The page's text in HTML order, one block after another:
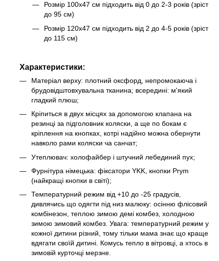
Розмір 100х47 см підходить від 0 до 2-3 років (зріст
до 95 см)
Розмір 120х47 см підходить від 2 до 4-5 років (зріст
до 115 см)
Характеристики:
Матеріал верху: плотний оксфорд, непромокаюча і
брудовідштовхувальна тканина; всередині: м'який
гладкий плюш;
Кріпиться в двух місцях за допомогою клапана на
резинці за підголовник коляски, а ще по бокам є
кріплення на кнопках, котрі надійно можна обернути
навколо рами коляски ча санчат;
Утеплювач: холофайбер і штучний лебединий пух;
Фурнітура німецька: фіксатори YKK, кнопки Prym
(найкращі кнопки в світі);
Температурний режим від +10 до -25 градусів,
дивлячись що одягти під низ малюку: осінню флісовий
комбінезон, теплою зимою демі комбез, холодною
зимою зимовий комбез. Увага: температурний режим у
кожної дитини різний, тому тільки мама знає що краще
вдягати своїй дитині. Комусь тепло в вітровці, а хтось в
зимовій курточці мерзне.